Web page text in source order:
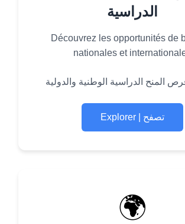
الدراسية
Découvrez les opportunités de
nationales et
المنح الدراسية الوطنية والدولية
Explorer | تصفح
🌍